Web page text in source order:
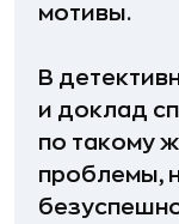
мотивы.
В
и доклад
по такому
проблемы,